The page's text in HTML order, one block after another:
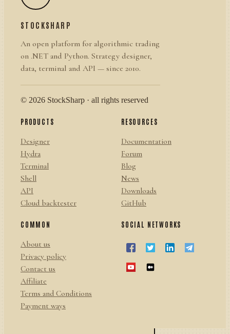
STOCKSHARP
An open platform for algorithmic trading
on .NET and Python. Strategy designer,
data, terminal and API — since 2010.
© 2026 StockSharp · all rights reserved
PRODUCTS
Designer
Hydra
Terminal
Shell
API
Cloud backtester
RESOURCES
Documentation
Forum
Blog
News
Downloads
GitHub
COMMON
About us
Privacy policy
Contact us
Affiliate
Terms and Conditions
Payment ways
SOCIAL NETWORKS